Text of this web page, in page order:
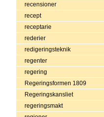
recensioner
recept
receptarie
rederier
redigeringsteknik
regenter
regering
Regeringsformen 1809
Regeringskansliet
regeringsmakt